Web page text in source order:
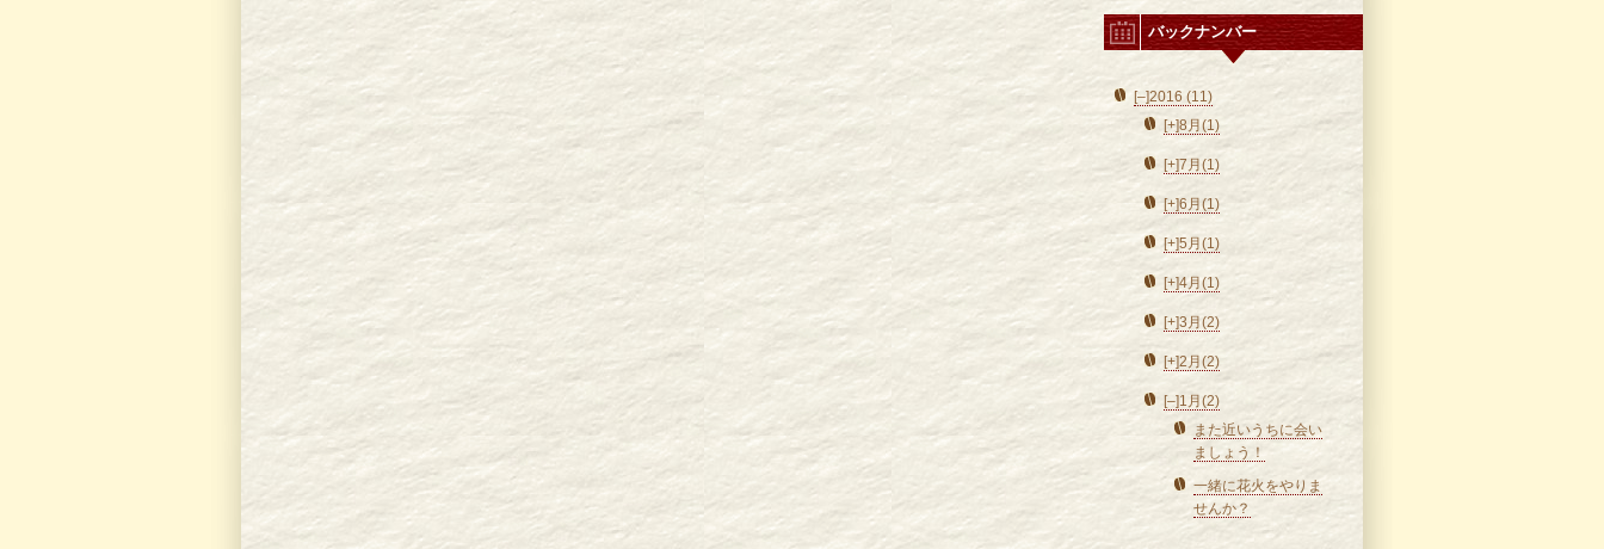
バックナンバー
[–]2016 (11)
[+]8月(1)
[+]7月(1)
[+]6月(1)
[+]5月(1)
[+]4月(1)
[+]3月(2)
[+]2月(2)
[–]1月(2)
また近いうちに会い
ましょう！
一緒に花火をやりま
せんか？